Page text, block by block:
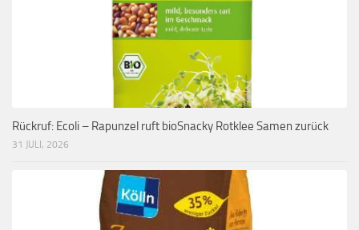
Rückruf: Ecoli – Rapunzel ruft bioSnacky Rotklee Samen zurück
31 JULI, 2026